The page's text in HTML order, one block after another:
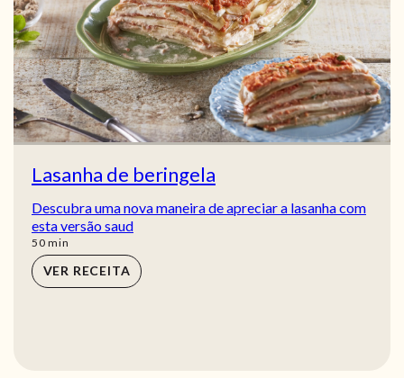
Lasanha de beringela
Descubra uma nova maneira de apreciar a lasanha com
esta versão saud
50min
min
VER RECEITA